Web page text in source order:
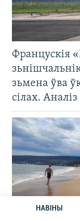
НАВІНЫ
Францускія
зьмена ўва
сілах.